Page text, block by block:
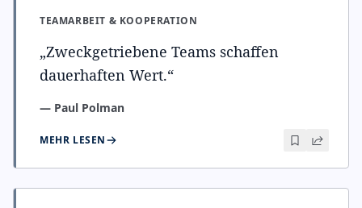
TEAMARBEIT & KOOPERATION
„Zweckgetriebene Teams schaffen
dauerhaften Wert.“
— Paul Polman
MEHR LESEN